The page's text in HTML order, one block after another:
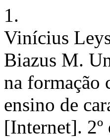
1.
Vinícius
Biazus M.
na formação
ensino de
[Internet]. 2º